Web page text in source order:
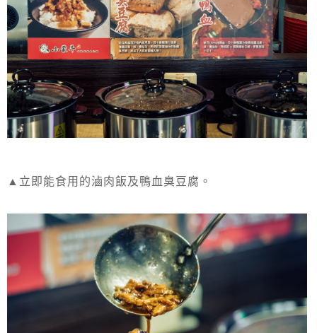
▲立即能食用的滷肉飯及鴨血臭豆腐。